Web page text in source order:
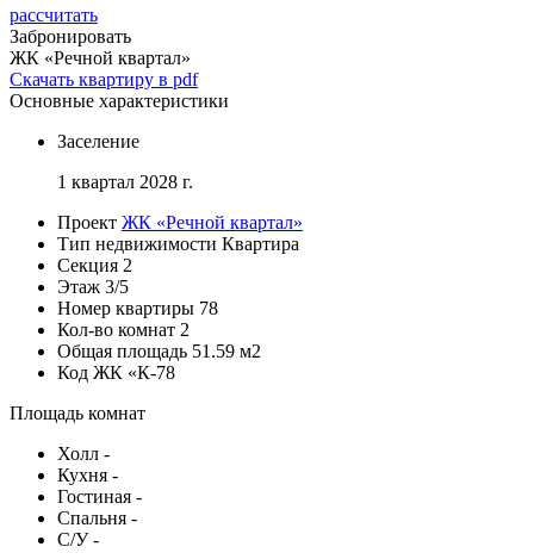
рассчитать
Забронировать
ЖК «Речной квартал»
Скачать квартиру в pdf
Основные характеристики
Заселение
1 квартал 2028 г.
Проект ЖК «Речной квартал»
Тип недвижимости Квартира
Секция 2
Этаж 3/5
Номер квартиры 78
Кол-во комнат 2
Общая площадь 51.59 м2
Код ЖК «К-78
Площадь комнат
Холл -
Кухня -
Гостиная -
Спальня -
С/У -